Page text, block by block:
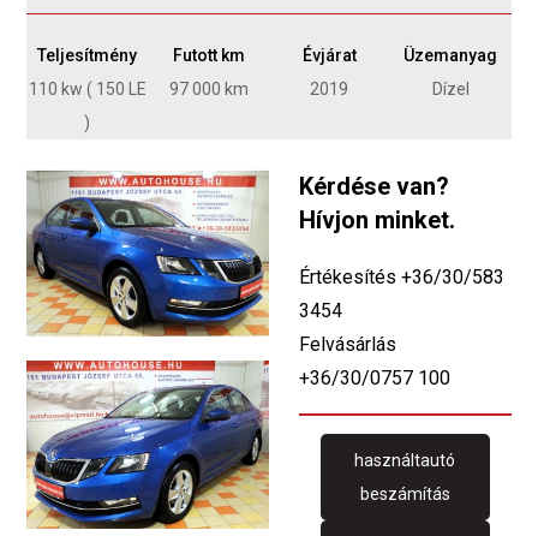
Teljesítmény
110 kw ( 150 LE
)
Futott km
97 000 km
Évjárat
2019
Üzemanyag
Dízel
Kérdése van?
Hívjon minket.
Értékesítés +36/30/583
3454
Felvásárlás
+36/30/0757 100
használtautó
beszámítás